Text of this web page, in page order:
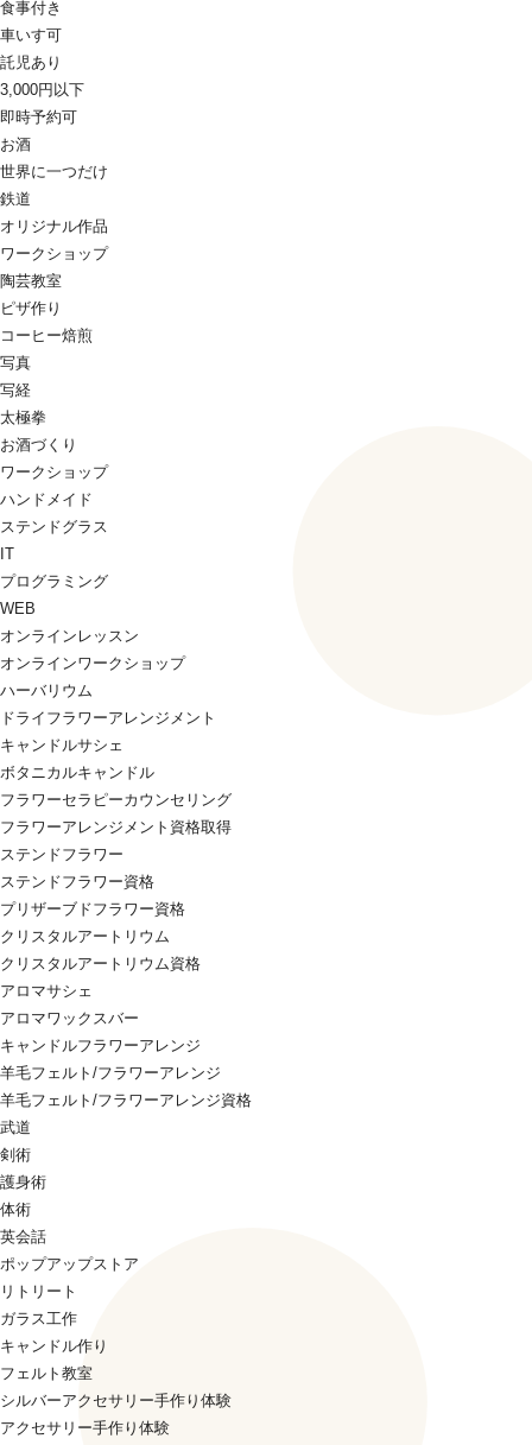
食事付き
車いす可
託児あり
3,000円以下
即時予約可
お酒
世界に一つだけ
鉄道
オリジナル作品
ワークショップ
陶芸教室
ピザ作り
コーヒー焙煎
写真
写経
太極拳
お酒づくり
ワークショップ
ハンドメイド
ステンドグラス
IT
プログラミング
WEB
オンラインレッスン
オンラインワークショップ
ハーバリウム
ドライフラワーアレンジメント
キャンドルサシェ
ボタニカルキャンドル
フラワーセラピーカウンセリング
フラワーアレンジメント資格取得
ステンドフラワー
ステンドフラワー資格
プリザーブドフラワー資格
クリスタルアートリウム
クリスタルアートリウム資格
アロマサシェ
アロマワックスバー
キャンドルフラワーアレンジ
羊毛フェルト/フラワーアレンジ
羊毛フェルト/フラワーアレンジ資格
武道
剣術
護身術
体術
英会話
ポップアップストア
リトリート
ガラス工作
キャンドル作り
フェルト教室
シルバーアクセサリー手作り体験
アクセサリー手作り体験